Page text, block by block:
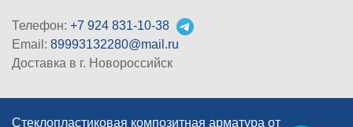
Телефон: +7 924 831-10-38
Email: 89993132280@mail.ru
Доставка в г. Новороссийск
Стеклопластиковая композитная арматура от